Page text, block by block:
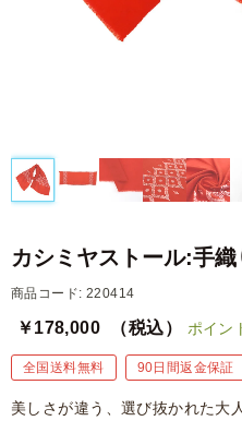
カシミヤストール:手
商品コード: 220414
￥178,000 （税込） ポイン
全国送料無料 90日間返金保証
美しさが違う、選び抜かれた大